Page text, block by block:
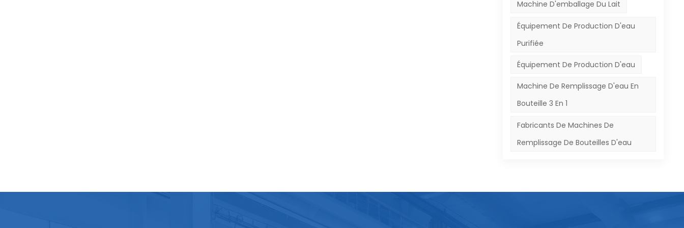
Machine D'emballage Du Lait
Équipement De Production D'eau
Purifiée
Équipement De Production D'eau
Machine De Remplissage D'eau En
Bouteille 3 En 1
Fabricants De Machines De
Remplissage De Bouteilles D'eau